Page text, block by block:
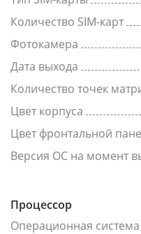
Количество SIM-карт
Фотокамера
Дата выхода
Количество точек
Цвет корпуса
Цвет фронтальной
Версия ОС на момент
Процессор
Операционная система